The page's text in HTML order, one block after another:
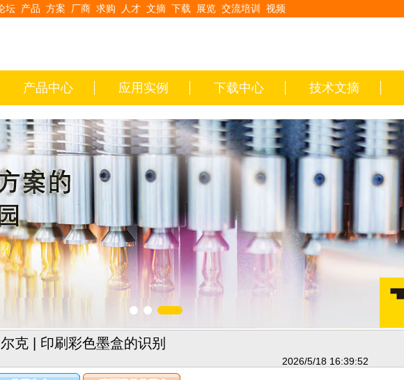
坛 产品 方案 厂商 求购 人才 文摘 下载 展览 交流培训 视频
产品中心 应用实例 下载中心 技术文摘
克 | 印刷彩色墨盒的识别
2026/5/18 16:39:52